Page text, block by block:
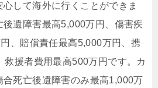
して海外に行くことができま
遺障害最高5,000万円、傷害疾
、賠償責任最高5,000万円、携
救援者費用最高500万円です。カ
死亡後遺障害のみ最高1,000万